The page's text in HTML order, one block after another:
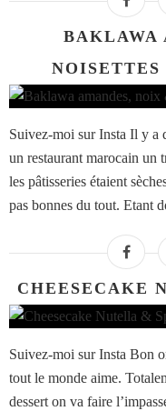
BAKLAWA
Suivez-moi sur Insta Il y a
un restaurant marocain un
les pâtisseries étaient
pas bonnes du tout. Etant
CHEESECAKE
Suivez-moi sur Insta Bon
tout le monde aime.
dessert on va faire